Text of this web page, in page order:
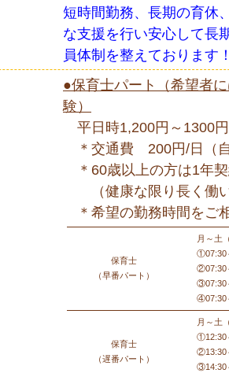
短時間勤務、長期の育休
な支援を行い安心して長
員体制を整えております
●保育士パート（希望者
験）
平日時1,200円～1300円
＊交通費 200円/日（
＊60歳以上の方は1年
（健康な限り長く働
＊希望の勤務時間をご
保育士
（早番パート）
月～土
①07:30
②07:30
③07:30
④07:30
保育士
（遅番パート）
月～土
①12:30
②13:30
③14:30